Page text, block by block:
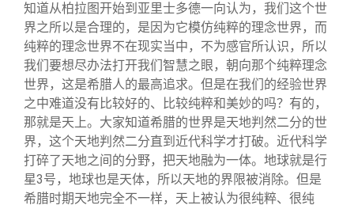
知道从柏拉图开始到亚里士多德一向认为，我们这个世
界之所以是合理的，是因为它模仿纯粹的理念世界，而
纯粹的理念世界不在现实当中，不为感官所认识，所以
我们要想尽办法打开我们智慧之眼，朝向那个纯粹理念
世界，这是希腊人的最高追求。但是在我们的经验世界
之中难道没有比较好的、比较纯粹和美妙的吗？有的，
那就是天上。大家知道希腊的世界是天地判然二分的世
界，这个天地判然二分直到近代科学才打破。近代科学
打碎了天地之间的分野，把天地融为一体。地球就是行
星3号，地球也是天体，所以天地的界限被消除。但是
希腊时期天地完全不一样，天上被认为很纯粹、很纯